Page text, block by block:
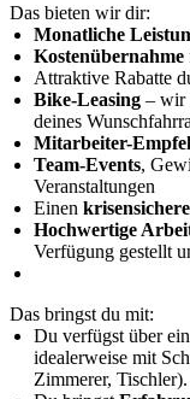
Das bieten wir dir:
Monatliche
Kostenübernahme
Attraktive Rabatte
Bike-Leasing – wir
deines
Mitarbeiter-
Team-Events,
Veranstaltungen
Einen
Hochwertige
Verfügung gestellt
Das bringst du mit:
Du verfügst über
idealerweise mit
Zimmerer, Tischler).